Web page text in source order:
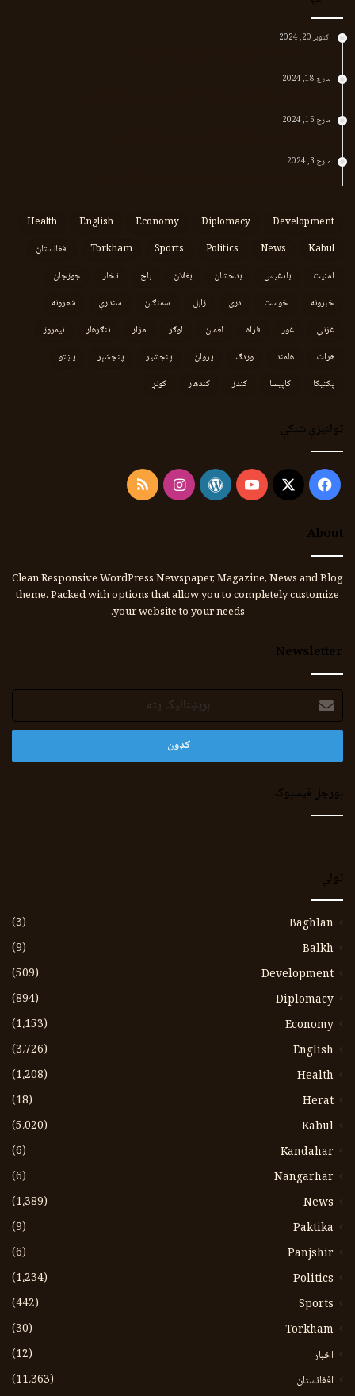
اکتوبر 20, 2024
مارچ 18, 2024
مارچ 16, 2024
مارچ 3, 2024
Development
Diplomacy
Economy
English
Health
Kabul
News
Politics
Sports
Torkham
افغانستان
امنیت
بادغیس بدخشان بغلان بلخ تخار
جوزجان
خبرونه
خوست دری زابل سمنګان سندرې
شعرونه
غزني
غور فراه لغمان لوګر مزار ننګرهار
نیمروز
هرات
هلمند وردګ پروان پنجشیر پنجشېر
پښتو
پکتیکا
کاپیسا کندز کندهار کونړ
ټولنیزې شبکې
Facebook
X
YouTube
WordPress
Instagram
RSS
About
Clean Responsive WordPress Newspaper, Magazine, News and Blog
theme. Packed with options that allow you to completely customize
your website to your needs.
Newsletter
برېښنالیک
پته
بورجل فیسبوک
ټولي
Baghlan
(3)
Balkh
(9)
Development
(509)
Diplomacy
(894)
Economy
(1،153)
English
(3،726)
Health
(1،208)
Herat
(18)
Kabul
(5،020)
Kandahar
(6)
Nangarhar
(6)
News
(1،389)
Paktika
(9)
Panjshir
(6)
Politics
(1،234)
Sports
(442)
Torkham
(30)
اخبار
(12)
افغانستان
(11،363)